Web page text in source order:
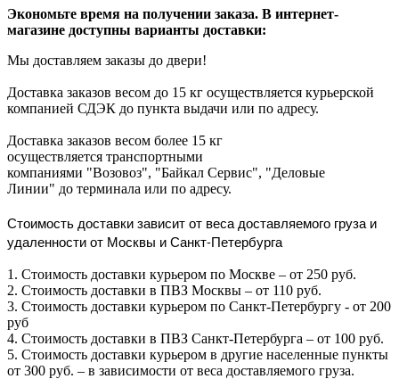
Экономьте время на получении заказа. В интернет-
магазине доступны варианты доставки:
Мы доставляем заказы до двери!
Доставка заказов весом до 15 кг осуществляется курьерской
компанией СДЭК до пункта выдачи или по адресу.
Доставка заказов весом более 15 кг
осуществляется транспортными
компаниями "Возовоз", "Байкал Сервис", "Деловые
Линии" до терминала или по адресу.
Стоимость доставки зависит от веса доставляемого груза и
удаленности от Москвы и Санкт-Петербурга
1. Стоимость доставки курьером по Москве – от 250 руб.
2. Стоимость доставки в ПВЗ Москвы – от 110 руб.
3. Стоимость доставки курьером по Санкт-Петербургу - от 200
руб
4. Стоимость доставки в ПВЗ Санкт-Петербурга – от 100 руб.
5. Стоимость доставки курьером в другие населенные пункты
от 300 руб. – в зависимости от веса доставляемого груза.